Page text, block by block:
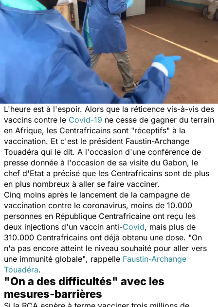
L'heure est à l'espoir. Alors que la réticence vis-à-vis des
vaccins contre le Covid-19 ne cesse de gagner du terrain
en Afrique, les Centrafricains sont "réceptifs" à la
vaccination. Et c'est le président Faustin-Archange
Touadéra qui le dit. A l'occasion d'une conférence de
presse donnée à l'occasion de sa visite du Gabon, le
chef d'Etat a précisé que les Centrafricains sont de plus
en plus nombreux à aller se faire vacciner.
Cinq moins après le lancement de la campagne de
vaccination contre le coronavirus, moins de 10.000
personnes en République Centrafricaine ont reçu les
deux injections d'un vaccin anti-Covid, mais plus de
310.000 Centrafricains ont déjà obtenu une dose. "On
n'a pas encore atteint le niveau souhaité pour aller vers
une immunité globale", rappelle Faustin-Archange
Touadéra.
"On a des difficultés" avec les
mesures-barrières